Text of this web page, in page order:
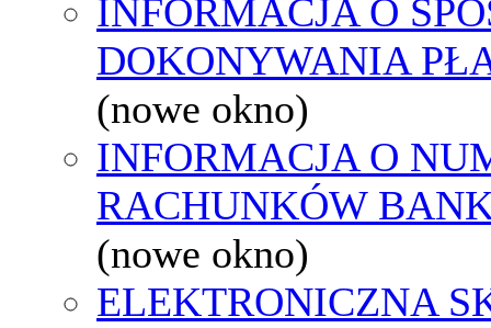
INFORMACJA O
DOKONYWANIA
(nowe okno)
INFORMACJA O
RACHUNKÓW
(nowe okno)
ELEKTRONICZNA